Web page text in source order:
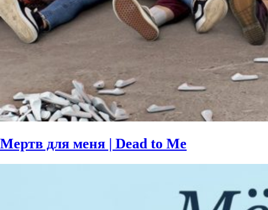
Мертв для меня | Dead to Me